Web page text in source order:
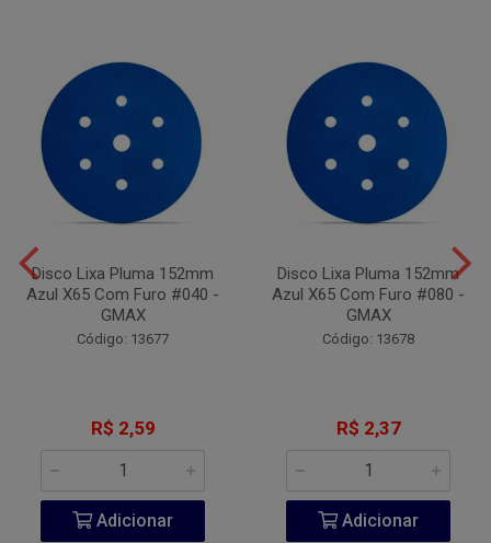
Disco Lixa Pluma 152mm
Azul X65 Com Furo #040 -
GMAX
Código: 13677
R$ 2,59
Adicionar
Disco Lixa Pluma 152mm
Azul X65 Com Furo #080 -
GMAX
Código: 13678
R$ 2,37
Adicionar